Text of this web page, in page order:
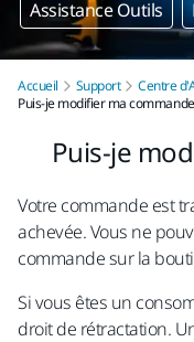
Assistance Outils
Accueil Support Centre
Puis-je modifier ma commande
Puis-je
Votre commande est
achevée. Vous ne
commande sur la
Si vous êtes un
droit de rétractation.